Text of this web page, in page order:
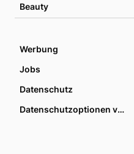
Beauty
Werbung
Jobs
Datenschutz
Datenschutzoptionen verwalten